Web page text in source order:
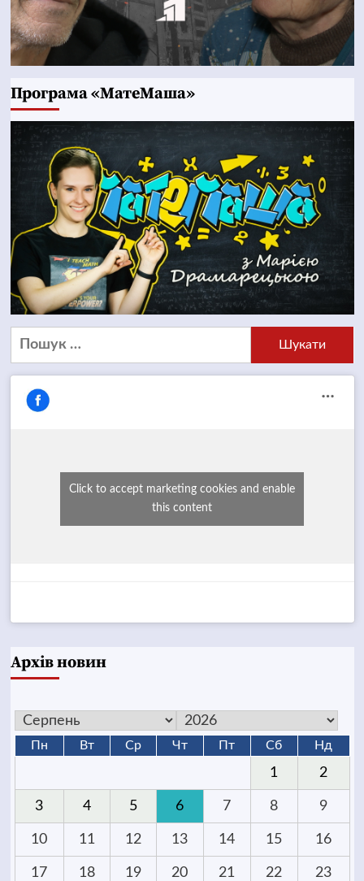
Програма «МатеМаша»
Пошук:
Click to accept marketing cookies and enable
this content
Архів новин
Пн Вт Ср Чт Пт Сб Нд
1 2
3 4 5 6 7 8 9
10 11 12 13 14 15 16
17 18 19 20 21 22 23